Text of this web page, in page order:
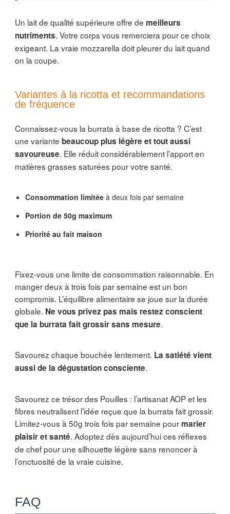
Un lait de qualité supérieure offre de meilleurs
nutriments. Votre corps vous remerciera pour ce choix
exigeant. La vraie mozzarella doit pleurer du lait quand
on la coupe.
Variantes à la ricotta et recommandations
de fréquence
Connaissez-vous la burrata à base de ricotta ? C’est
une variante beaucoup plus légère et tout aussi
savoureuse. Elle réduit considérablement l’apport en
matières grasses saturées pour votre santé.
Consommation limitéeà deux fois par semaine
Portion de 50g maximum
Priorité au fait maison
Fixez-vous une limite de consommation raisonnable. En
manger deux à trois fois par semaine est un bon
compromis. L’équilibre alimentaire se joue sur la durée
globale. Ne vous privez pas mais restez conscient
que la burrata fait grossir sans mesure.
Savourez chaque bouchée lentement. La satiété vient
aussi de la dégustation consciente.
Savourez ce trésor des Pouilles : l’artisanat AOP et les
fibres neutralisent l’idée reçue que la burrata fait grossir.
Limitez-vous à 50g trois fois par semaine pour marier
plaisir et santé. Adoptez dès aujourd’hui ces réflexes
de chef pour une silhouette légère sans renoncer à
l’onctuosité de la vraie cuisine.
FAQ